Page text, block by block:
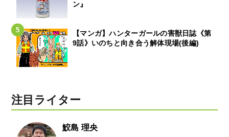
ン』
【マンガ】ハンターガールの害獣日誌《第
9話》いのちと向き合う解体現場(後編)
注目ライター
鮫島 理央